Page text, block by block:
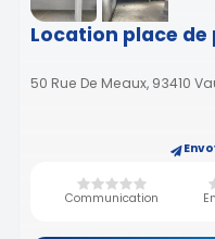
Location place
50 Rue De Meaux, 93410
Communication